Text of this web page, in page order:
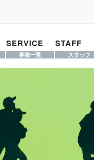
SERVICE
事業一覧
STAFF
スタッフ